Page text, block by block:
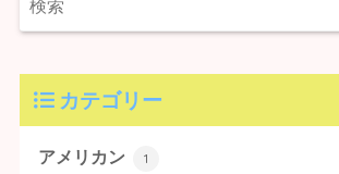
カテゴリー
アメリカン 1